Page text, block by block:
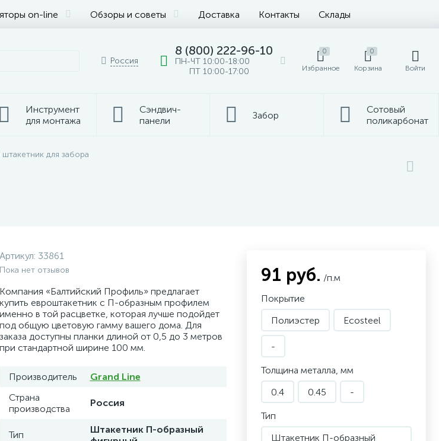
on-line Обзоры и советы Доставка Контакты Склады
Россия
8 (800) 222-96-10
ПН-ЧТ 10:00-18:00
ПТ 10:00-17:00
0
Избранное
0
Корзина Войти
Инструмент
для монтажа
Сэндвич-
панели
Забор
Сотовый
поликарбонат
для забора
Артикул: 33861
Пока нет отзывов
Компания «Балтийский Профиль» предлагает
купить евроштакетник с П-образным профилем
именно в той расцветке, которая лучше подойдет
под общую цветовую гамму вашего дома. Для
заказа доступны планки длиной от 0,5 до 3 метров
при стандартной ширине 100 мм.
Производитель
Grand Line
Страна
производства
Россия
Тип
Штакетник П-образный
91 руб. /п.м
Покрытие
Полиэстер
Ecosteel
-
Толщина металла, мм
0.4
0.45 -
Тип
Штакетник П-образный